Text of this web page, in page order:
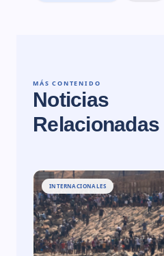
MÁS CONTENIDO
Noticias
Relacionadas
INTERNACIONALES